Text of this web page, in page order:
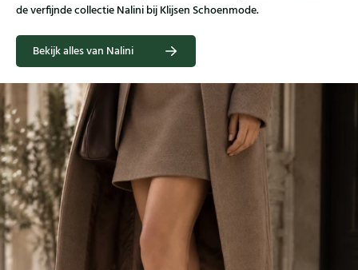
de verfijnde collectie Nalini bij Klijsen Schoenmode.
Bekijk alles van Nalini